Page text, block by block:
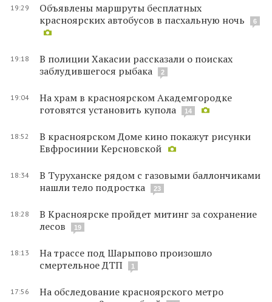
19:29
Объявлены маршруты бесплатных
красноярских автобусов в пасхальную ночь
6
19:18
В полиции Хакасии рассказали о поисках
заблудившегося рыбака
2
19:04
На храм в красноярском Академгородке
готовятся установить купола
14
18:52
В красноярском Доме кино покажут рисунки
Евфросинии Керсновской
18:34
В Туруханске рядом с газовыми баллончиками
нашли тело подростка
23
18:28
В Красноярске пройдет митинг за сохранение
лесов
19
18:13
На трассе под Шарыпово произошло
смертельное ДТП
1
17:56
На обследование красноярского метро